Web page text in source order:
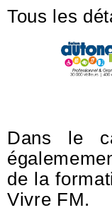
Tous les
Dans le
de la
Vivre FM.